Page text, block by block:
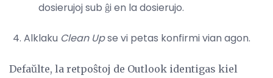
dosierujoj sub ĝi en la dosierujo.
Alklaku Clean Upse vi petas konfirmi vian agon.
Defaŭlte, la retpoŝtoj de Outlook identigas kiel